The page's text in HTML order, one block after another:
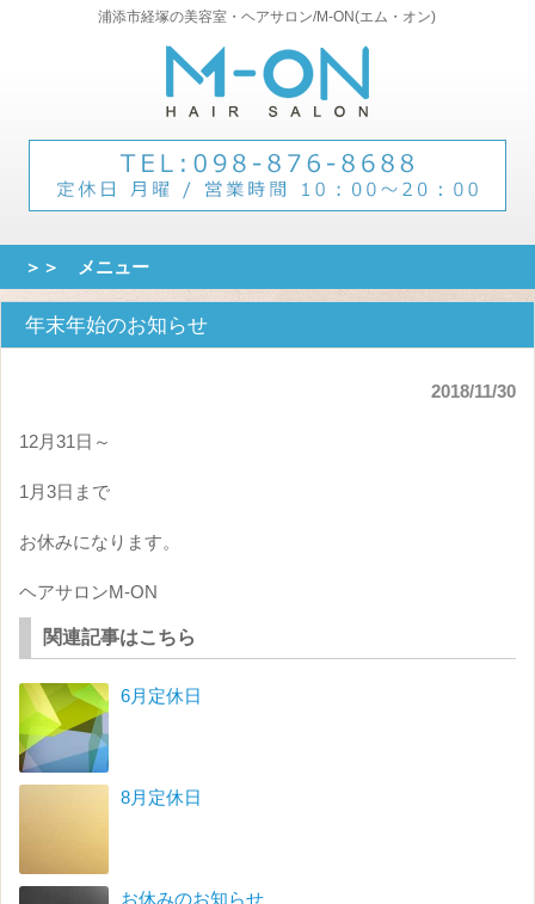
浦添市経塚の美容室・ヘアサロン/M-ON(エム・オン)
＞＞ メニュー
年末年始のお知らせ
2018/11/30
12月31日～
1月3日まで
お休みになります。
ヘアサロンM-ON
関連記事はこちら
6月定休日
8月定休日
お休みのお知らせ